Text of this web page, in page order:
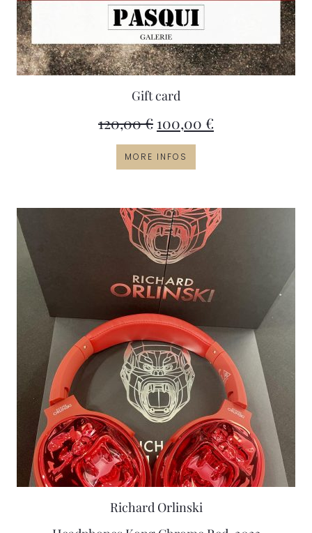
Gift card
120,00€ 100,00 €
MORE INFOS
Richard Orlinski